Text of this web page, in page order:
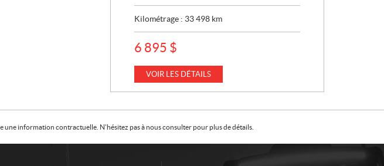
Kilométrage : 33 498 km
P
R
I
:
6 895 $
VOIR LES DÉTAILS
Kilométrage : 10 152 km
VOIR LES DÉTAILS
P
R
I
X
:
22 049$
VOIR LES DÉTAILS
une information contractuelle. N'hésitez pas à nous consulter pour plus de détails.